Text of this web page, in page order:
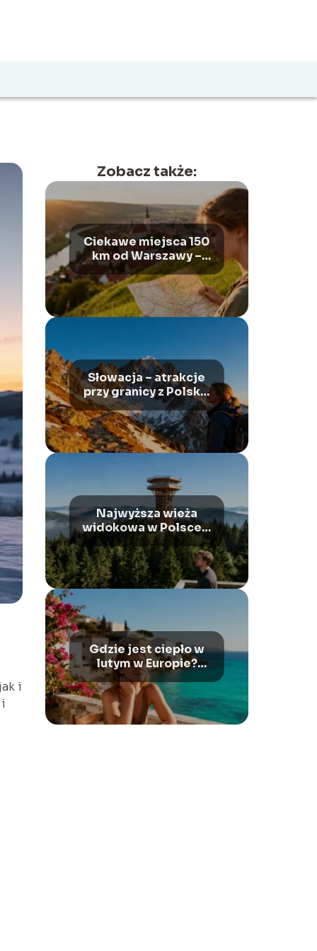
i
Zobacz także:
Ciekawe miejsca 150
km od Warszawy –
gdzie warto
pojechać?
Słowacja – atrakcje
przy granicy z Polską,
które warto zobaczyć
Najwyższa wieża
widokowa w Polsce –
gdzie się znajduje?
Gdzie jest ciepło w
lutym w Europie?
Najlepsze kierunki